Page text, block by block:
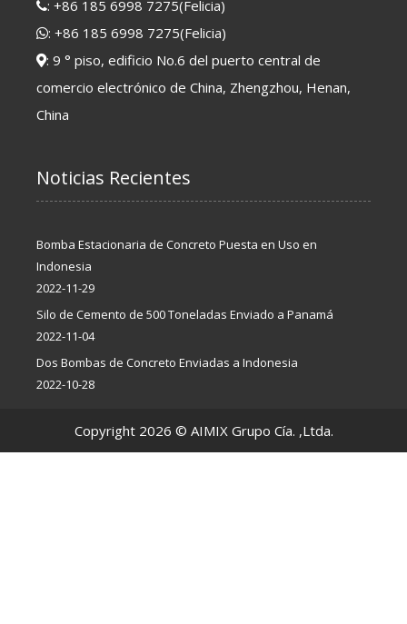
: +86 185 6998 7275(Felicia)
: +86 185 6998 7275(Felicia)
: 9 ° piso, edificio No.6 del puerto central de
comercio electrónico de China, Zhengzhou, Henan,
China
Noticias Recientes
Bomba Estacionaria de Concreto Puesta en Uso en
Indonesia
2022-11-29
Silo de Cemento de 500 Toneladas Enviado a Panamá
2022-11-04
Dos Bombas de Concreto Enviadas a Indonesia
2022-10-28
Copyright 2026 © AIMIX Grupo Cía. ,Ltda.